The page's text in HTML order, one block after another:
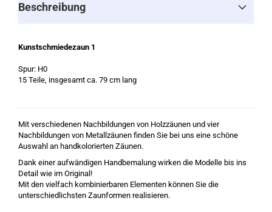
Beschreibung
Kunstschmiedezaun 1
Spur: H0
15 Teile, insgesamt ca. 79 cm lang
Mit verschiedenen Nachbildungen von Holzzäunen und vier
Nachbildungen von Metallzäunen finden Sie bei uns eine schöne
Auswahl an handkolorierten Zäunen.
Dank einer aufwändigen Handbemalung wirken die Modelle bis ins
Detail wie im Original!
Mit den vielfach kombinierbaren Elementen können Sie die
unterschiedlichsten Zaunformen realisieren.